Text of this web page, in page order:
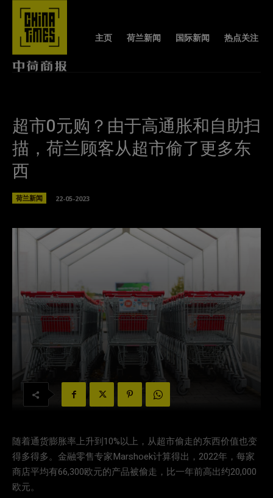
主页 荷兰新闻 国际新闻 热点关注
超市0元购？由于高通胀和自助扫
描，荷兰顾客从超市偷了更多东
西
荷兰新闻 22-05-2023
随着通货膨胀率上升到10%以上，从超市偷走的东西价值也变
得多得多。金融零售专家Marshoek计算得出，2022年，每家
商店平均有66,300欧元的产品被偷走，比一年前高出约20,000
欧元。